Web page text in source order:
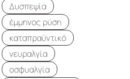
Δυσπεψία
έμμηνος ρύση
καταπραϋντικό
νευραλγία
οσφυαλγία